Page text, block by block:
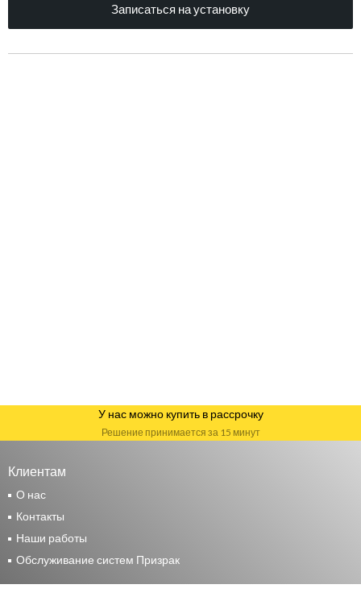
Записаться на установку
У нас можно купить в рассрочку
Решение принимается за 15 минут
Клиентам
О нас
Контакты
Наши работы
Обслуживание систем Призрак